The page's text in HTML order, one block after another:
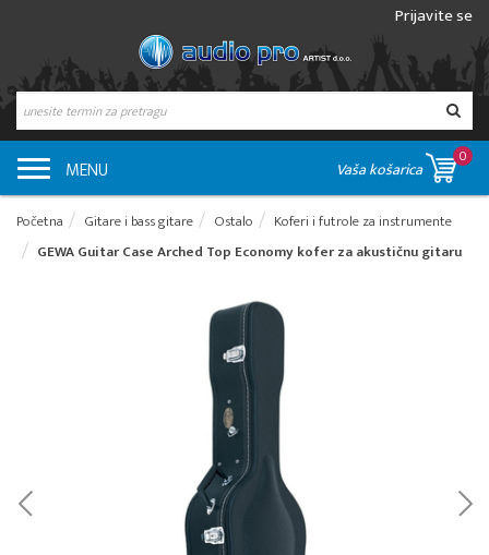
Prijavite se
MENU Vaša košarica
0
Početna Gitare i bass gitare Ostalo
Koferi i futrole za instrumente
GEWA Guitar Case Arched Top Economy kofer za akustičnu gitaru